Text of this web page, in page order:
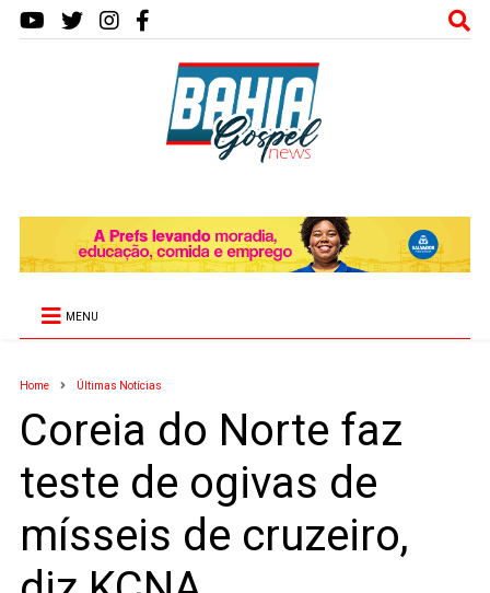
MENU
Home Últimas Notícias
Coreia do Norte faz
teste de ogivas de
mísseis de cruzeiro,